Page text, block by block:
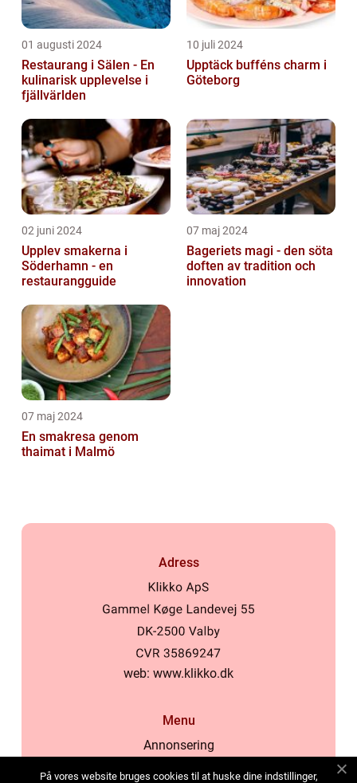
01 augusti 2024
Restaurang i Sälen - En
kulinarisk upplevelse i
fjällvärlden
10 juli 2024
Upptäck bufféns charm i
Göteborg
02 juni 2024
Upplev smakerna i
Söderhamn - en
restaurangguide
07 maj 2024
Bageriets magi - den söta
doften av tradition och
innovation
07 maj 2024
En smakresa genom
thaimat i Malmö
Adress
web: www.klikko.dk
Menu
Annonsering
På vores website bruges cookies til at huske dine indstillinger,